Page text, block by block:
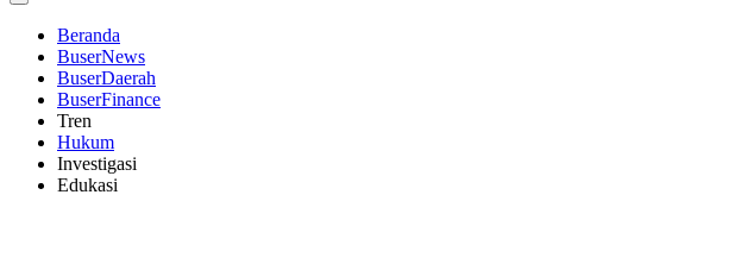
Beranda
BuserNews
BuserDaerah
BuserFinance
Tren
Hukum
Investigasi
Edukasi